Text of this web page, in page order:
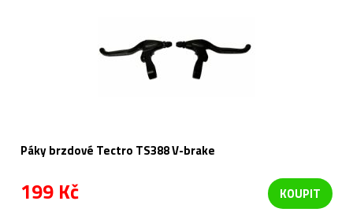
Páky brzdové Tectro TS388 V-brake
199 Kč KOUPIT